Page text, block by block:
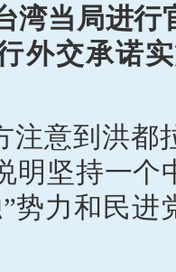
湾当局进
外交承诺
注意到洪都
明坚持一个
势力和民